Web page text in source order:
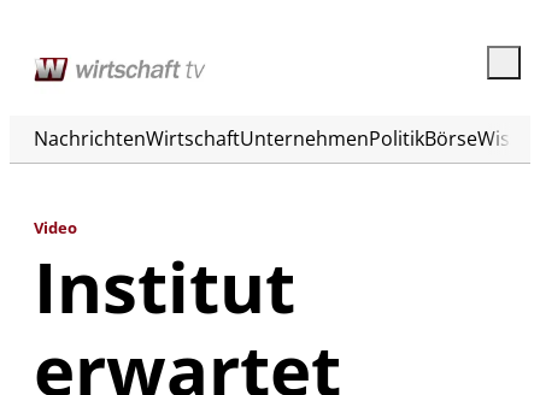
NachrichtenWirtschaftUnternehmenPolitikBörse
Video
Institut
erwartet